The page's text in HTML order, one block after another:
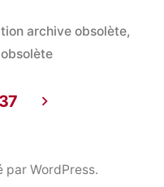
»
archive obsolète,
37
par WordPress.